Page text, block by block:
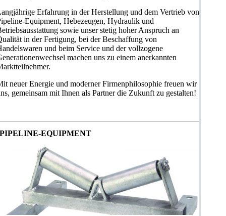
Erfahrung in der Herstellung und dem Vertrieb von
Equipment, Hebezeugen, Hydraulik und
sowie unser stetig hoher Anspruch an
in der Fertigung, bei der Beschaffung von
und beim Service und der vollzogene
machen uns zu einem anerkannten
neuer Energie und moderner Firmenphilosophie freuen wir
gemeinsam mit Ihnen als Partner die Zukunft zu gestalten!
PIPELINE-EQUIPMENT